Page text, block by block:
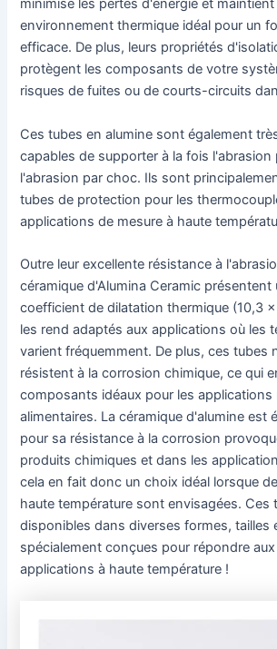
minimise les pertes d'énergie et maintient
environnement thermique idéal pour un
efficace. De plus, leurs propriétés
protègent les composants de votre
risques de fuites ou de courts-circuits
Ces tubes en alumine sont également
capables de supporter à la fois
l'abrasion par choc. Ils sont
tubes de protection pour les
applications de mesure à haute
Outre leur excellente résistance à
céramique d'Alumina Ceramic présentent
coefficient de dilatation thermique (10,3 ×
les rend adaptés aux applications où les
varient fréquemment. De plus, ces tubes
résistent à la corrosion chimique, ce qui
composants idéaux pour les applications
alimentaires. La céramique d'alumine est
pour sa résistance à la corrosion
produits chimiques et dans les
cela en fait donc un choix idéal lorsque
haute température sont envisagées. Ces
disponibles dans diverses formes, tailles
spécialement conçues pour répondre
applications à haute température !